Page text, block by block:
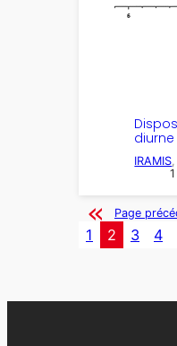
diurne
IRAMIS
Page
1 2 3 4